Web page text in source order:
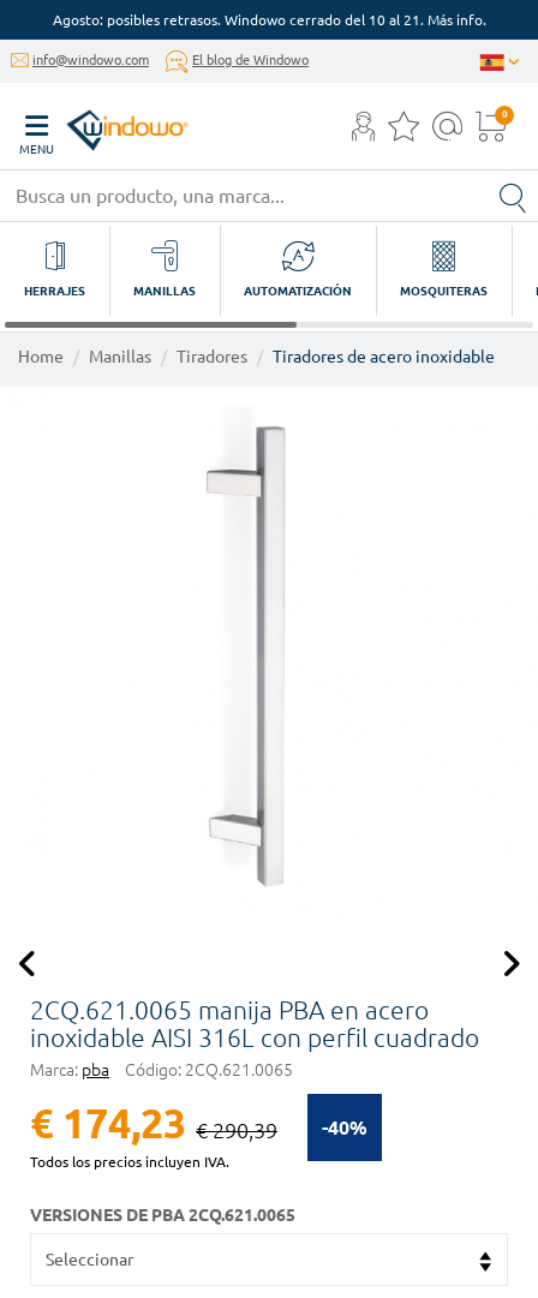
Agosto: posibles retrasos. Windowo cerrado del 10 al 21. Más info.
info@windowo.com El blog de Windowo
MENU
0
HERRAJES MANILLAS AUTOMATIZACIÓN MOSQUITERAS
Home Manillas Tiradores Tiradores de acero inoxidable
2CQ.621.0065 manija PBA en acero
inoxidable AISI 316L con perfil cuadrado
Marca: pba Código: 2CQ.621.0065
-40%
€ 174,23 € 290,39
Todos los precios incluyen IVA.
VERSIONES DE PBA 2CQ.621.0065